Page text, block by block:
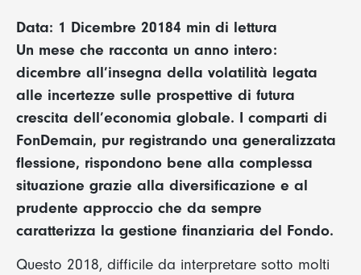
Data: 1 Dicembre 20184 min di lettura
Un mese che racconta un anno intero:
dicembre all’insegna della volatilità legata
alle incertezze sulle prospettive di futura
crescita dell’economia globale. I comparti di
FonDemain, pur registrando una generalizzata
flessione, rispondono bene alla complessa
situazione grazie alla diversificazione e al
prudente approccio che da sempre
caratterizza la gestione finanziaria del Fondo.
Questo 2018, difficile da interpretare sotto molti